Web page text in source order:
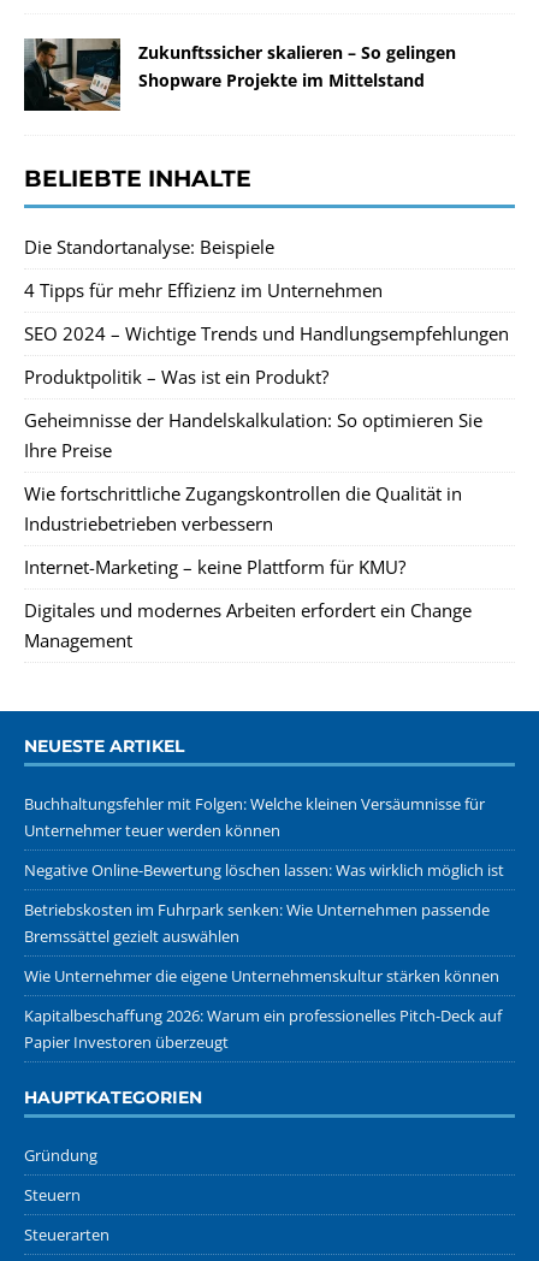
Zukunftssicher skalieren – So gelingen
Shopware Projekte im Mittelstand
BELIEBTE INHALTE
Die Standortanalyse: Beispiele
4 Tipps für mehr Effizienz im Unternehmen
SEO 2024 – Wichtige Trends und Handlungsempfehlungen
Produktpolitik – Was ist ein Produkt?
Geheimnisse der Handelskalkulation: So optimieren Sie
Ihre Preise
Wie fortschrittliche Zugangskontrollen die Qualität in
Industriebetrieben verbessern
Internet-Marketing – keine Plattform für KMU?
Digitales und modernes Arbeiten erfordert ein Change
Management
NEUESTE ARTIKEL
Buchhaltungsfehler mit Folgen: Welche kleinen Versäumnisse für
Unternehmer teuer werden können
Negative Online-Bewertung löschen lassen: Was wirklich möglich ist
Betriebskosten im Fuhrpark senken: Wie Unternehmen passende
Bremssättel gezielt auswählen
Wie Unternehmer die eigene Unternehmenskultur stärken können
Kapitalbeschaffung 2026: Warum ein professionelles Pitch-Deck auf
Papier Investoren überzeugt
HAUPTKATEGORIEN
Gründung
Steuern
Steuerarten